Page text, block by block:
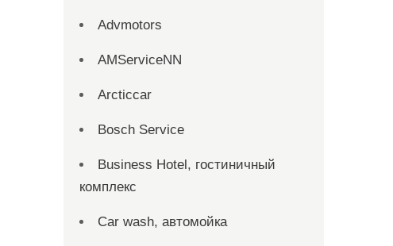
Advmotors
AMServiceNN
Arcticcar
Bosch Service
Business Hotel, гостиничный
комплекс
Car wash, автомойка